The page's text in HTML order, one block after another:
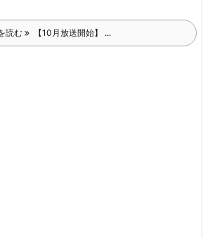
読む 【10月放送開始】 ...